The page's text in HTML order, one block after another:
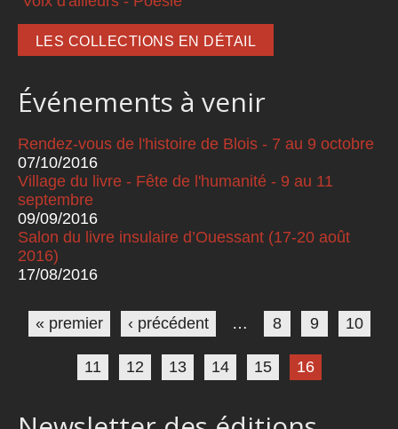
LES COLLECTIONS EN DÉTAIL
Événements à venir
Rendez-vous de l'histoire de Blois - 7 au 9 octobre
07/10/2016
Village du livre - Fête de l'humanité - 9 au 11
septembre
09/09/2016
Salon du livre insulaire d’Ouessant (17-20 août
2016)
17/08/2016
Pages
« premier ‹ précédent … 8 9 10
11 12 13 14 15 16